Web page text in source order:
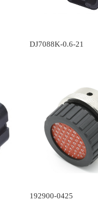
DJ7088K-0.6-21
192900-0425